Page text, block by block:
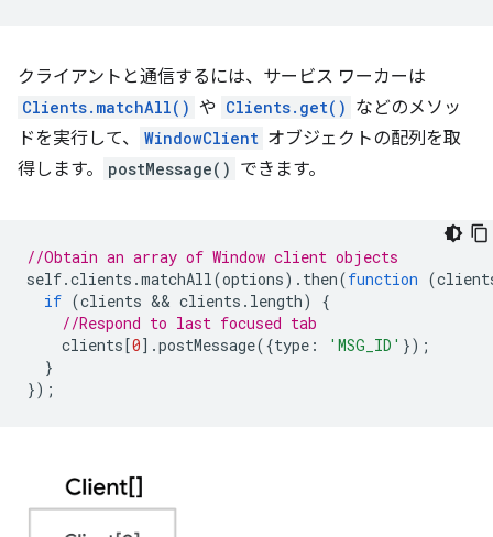
クライアントと通信するには、サービス ワーカーは
Clients.matchAll() や Clients.get() などのメソッ
ドを実行して、
WindowClient オブジェクトの配列を取
得します。
postMessage() できます。
//Obtain an array of Window client objects
self.clients .matchAll(options). then(function (
if (clients && clients . length)
{
//Respond to last focused tab
clients[0].postMessage({type : 'MSG_ID' });
}
});